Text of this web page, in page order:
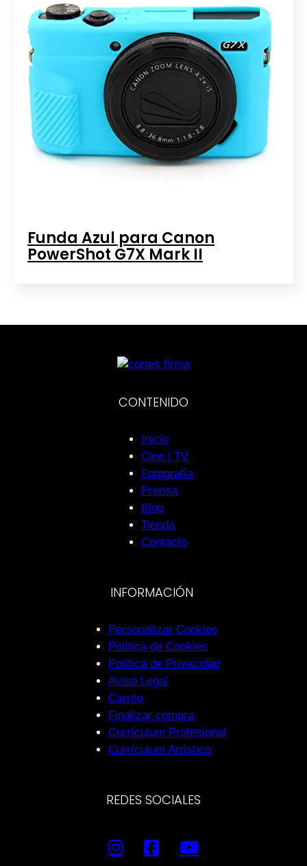
Funda Azul para Canon
PowerShot G7X Mark II
CONTENIDO
Inicio
Cine | TV
Fotografía
Prensa
Blog
Tienda
Contacto
INFORMACIÓN
Personalizar Cookies
Política de Cookies
Política de Privacidad
Aviso Legal
Carrito
Finalizar compra
Currículum Profesional
Currículum Artístico
REDES SOCIALES